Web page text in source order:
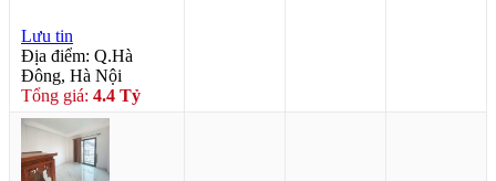
Lưu tin
Địa điểm: Q.Hà
Đông, Hà Nội
Tổng giá: 4.4 Tỷ